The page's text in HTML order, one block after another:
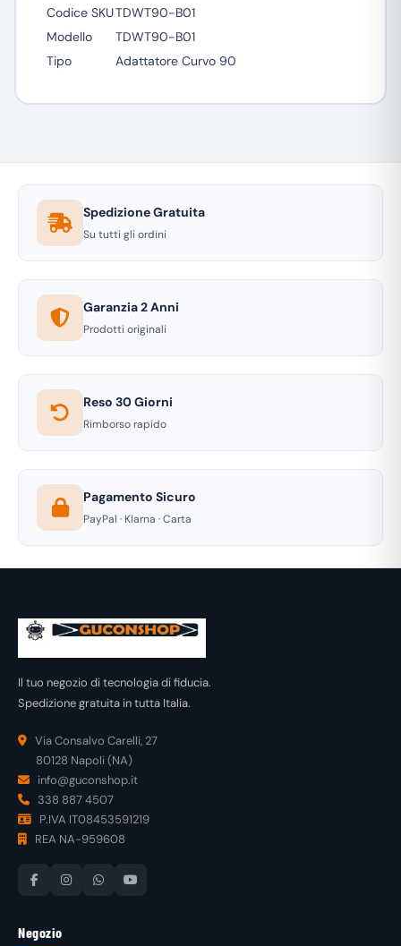
Codice SKUTDWT90-B01
Modello
TDWT90-B01
Tipo
Adattatore Curvo 90
Spedizione Gratuita
Su tutti gli ordini
Garanzia 2 Anni
Prodotti originali
Reso 30 Giorni
Rimborso rapido
Pagamento Sicuro
PayPal · Klarna · Carta
Il tuo negozio di tecnologia di fiducia.
Spedizione gratuita in tutta Italia.
Via Consalvo Carelli, 27
80128 Napoli (NA)
info@guconshop.it
338 887 4507
P.IVA IT08453591219
REA NA-959608
Negozio